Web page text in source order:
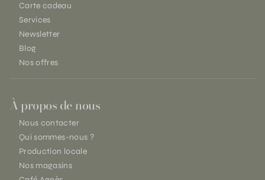
Carte cadeau
Services
Newsletter
Blog
Nos offres
À propos de nous
Nous contacter
Qui sommes-nous ?
Production locale
Nos magasins